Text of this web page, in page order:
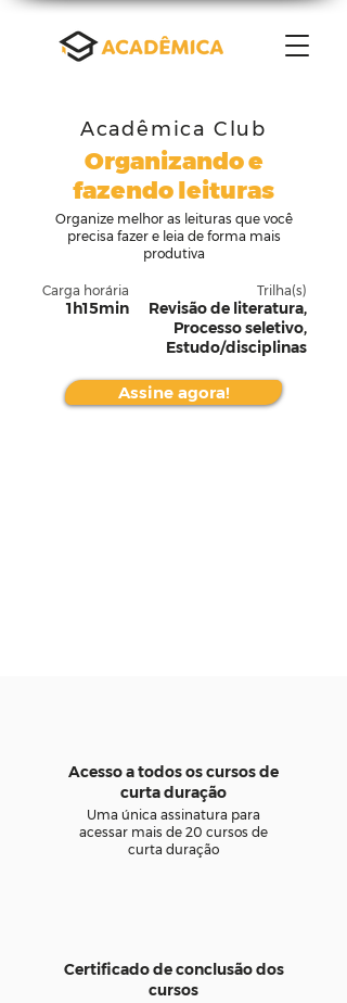
Acadêmica Club
Organizando e
fazendo leituras
Organize melhor as leituras que você
precisa fazer e leia de forma mais
produtiva
Carga horária
1h15min
Trilha(s)
Revisão de literatura,
Processo seletivo,
Estudo/disciplinas
Assine agora!
Acesso a todos os cursos de
curta duração
Uma única assinatura para
acessar mais de 20 cursos de
curta duração
Certificado de conclusão dos
cursos